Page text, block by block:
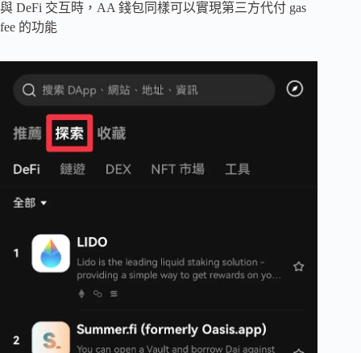
與 DeFi 交互時，AA 錢包同樣可以實現第三方代付 gas
fee 的功能